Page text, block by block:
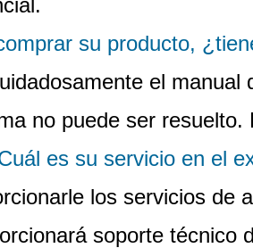
su producto,
el
no puede ser
es su servicio en el
los servicios de
soporte técnico